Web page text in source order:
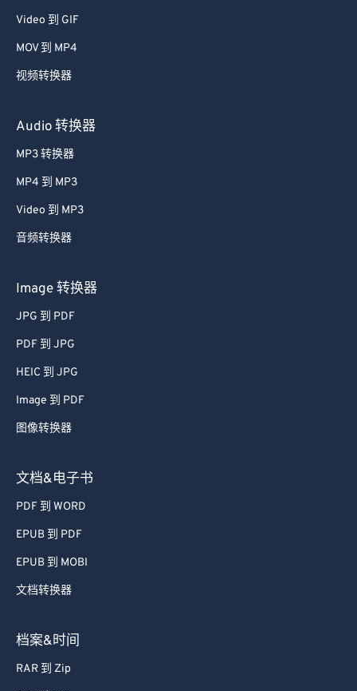
Video 到 GIF
MOV 到 MP4
视频转换器
Audio 转换器
MP3 转换器
MP4 到 MP3
Video 到 MP3
音频转换器
Image 转换器
JPG 到 PDF
PDF 到 JPG
HEIC 到 JPG
Image 到 PDF
图像转换器
文档&电子书
PDF 到 WORD
EPUB 到 PDF
EPUB 到 MOBI
文档转换器
档案&时间
RAR 到 Zip